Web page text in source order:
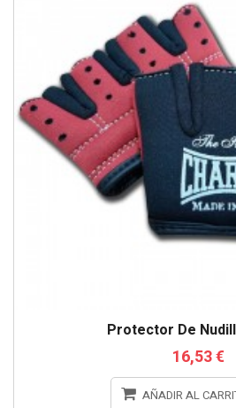
Protector De
16,53 €
AÑADIR AL